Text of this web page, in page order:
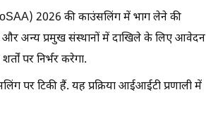
2026 की काउंसलिंग में भाग लेने की
और अन्य प्रमुख संस्थानों में दाखिले के लिए आवेदन
पर निर्भर करेगा.
पर टिकी हैं. यह प्रक्रिया आईआईटी प्रणाली में